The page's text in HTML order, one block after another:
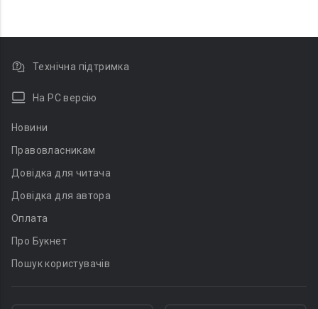
Технічна підтримка
На PC версію
Новини
Правовласникам
Довідка для читача
Довідка для автора
Оплата
Про Букнет
Пошук користувачів